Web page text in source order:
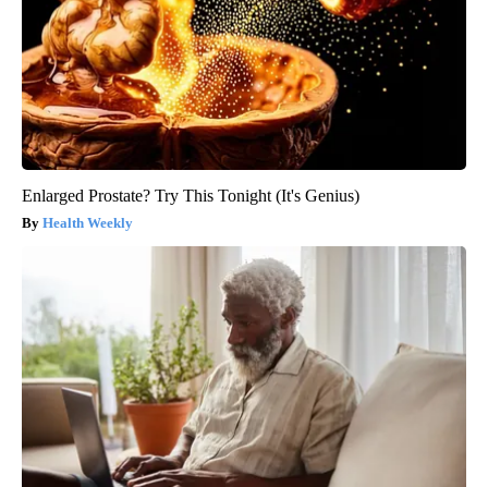
Enlarged Prostate? Try This Tonight (It's Genius)
Health Weekly